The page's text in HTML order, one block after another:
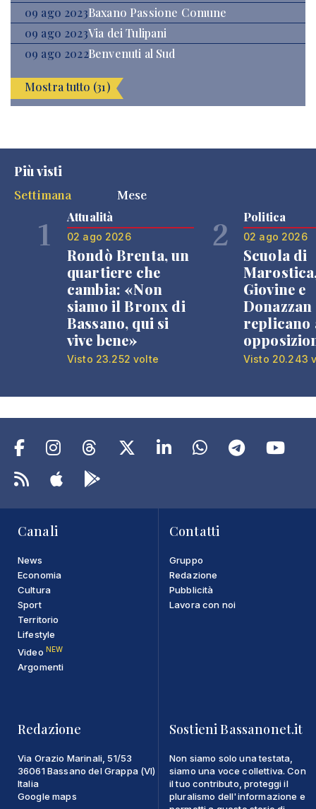
09 ago 2023Baxano Passione Comune
09 ago 2023Via dei Tulipani
09 ago 2022Benvenuti al Sud
Mostra tutto (31)
Più visti
Settimana
Mese
1 Attualità
02 ago 2026
Rondò Brenta, un
quartiere che
cambia: «Non
siamo il Bronx di
Bassano, qui si
vive bene»
Visto 23.252 volte
2 Politica
02 ago 2026
Scuola di
Giovine e
Donazzan
replicano
Visto 20.243
Canali
News
Economia
Cultura
Sport
Territorio
Lifestyle
Video NEW
Argomenti
Contatti
Gruppo
Redazione
Pubblicità
Lavora con noi
Redazione
Via Orazio Marinali, 51/53
36061 Bassano del Grappa (VI)
Italia
Google maps
Sostieni Bassanonet.it
Non siamo solo una testata,
siamo una voce collettiva. Con
il tuo contributo, proteggi il
pluralismo dell'informazione e